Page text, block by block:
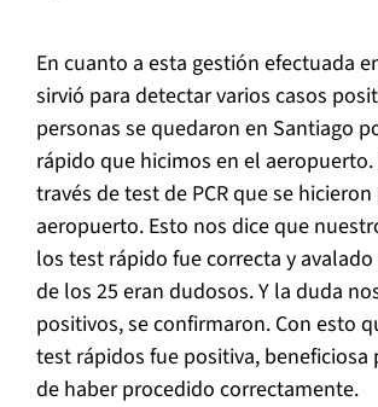
En cuanto a esta gestión efectuada
sirvió para detectar varios casos
personas se quedaron en Santiago
rápido que hicimos en el
través de test de PCR que se
aeropuerto. Esto nos dice que
los test rápido fue correcta y
de los 25 eran dudosos. Y la duda
positivos, se confirmaron. Con esto
test rápidos fue positiva,
de haber procedido correctamente.